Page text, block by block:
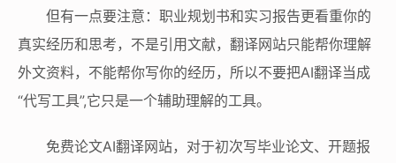
但有一点要注意：职业规划书和实习报告更看重你的
真实经历和思考，不是引用文献，翻译网站只能帮你理解
外文资料，不能帮你写你的经历，所以不要把AI翻译当成
“代写工具”,它只是一个辅助理解的工具。
免费论文AI翻译网站，对于初次写毕业论文、开题报